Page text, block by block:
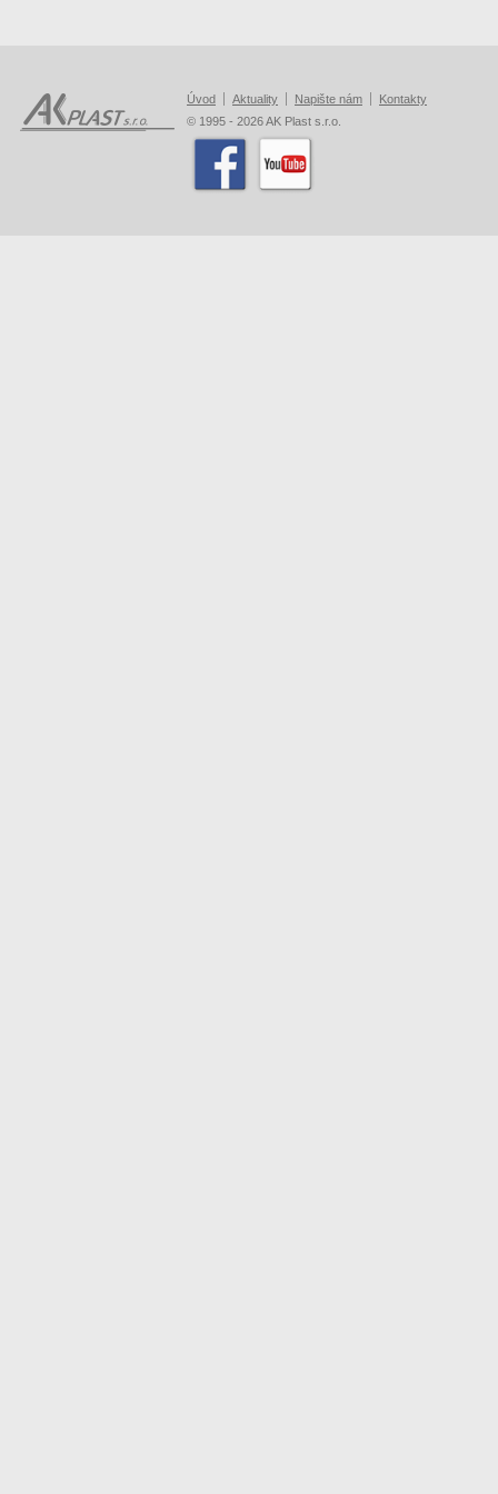
Úvod Aktuality Napište nám
Kontakty
© 1995 - 2026 AK Plast s.r.o.